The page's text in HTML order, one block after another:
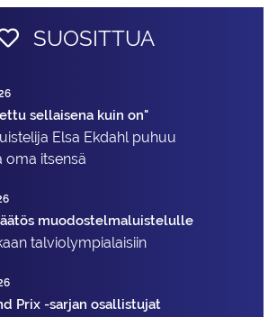
SUOSITTUA
sellaisena kuin on"
Elsa Ekdahl puhuu
oma itsensä
muodostelmaluistelulle
talviolympialaisiin
Prix -sarjan osallistujat